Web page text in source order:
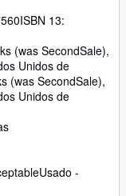
ISBN 13:
(was SecondSale),
Unidos de
(was SecondSale),
Unidos de
Usado -